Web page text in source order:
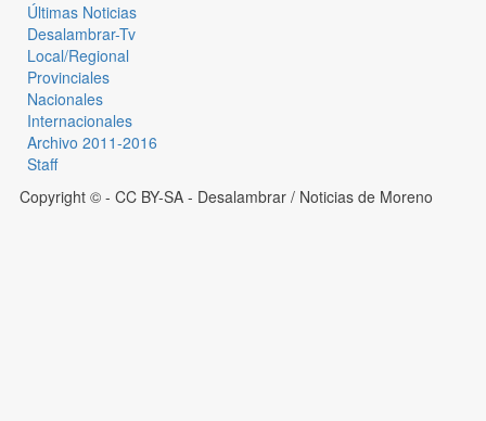
Últimas Noticias
Desalambrar-Tv
Local/Regional
Provinciales
Nacionales
Internacionales
Archivo 2011-2016
Staff
Copyright © - CC BY-SA - Desalambrar / Noticias de Moreno